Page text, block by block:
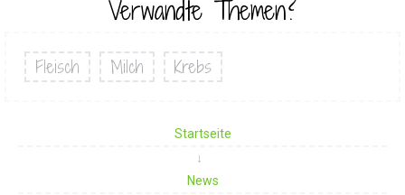
Verwandte Themen?
Fleisch Milch Krebs
Startseite
News